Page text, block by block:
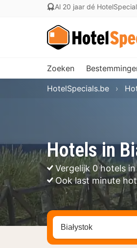
Al 20 jaar dé
Zoeken
Hotels in
Vergelijk 0 hotels in
Ook last minute
HotelSpecials.be
Zoek op hotel, regio